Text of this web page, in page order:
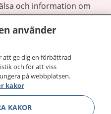
och information om
du kan kontakta.
och göra dina
1177 för
må bättre.
använder
att ge dig en förbättrad
och för att viss
på webbplatsen.
kakor
KAKOR